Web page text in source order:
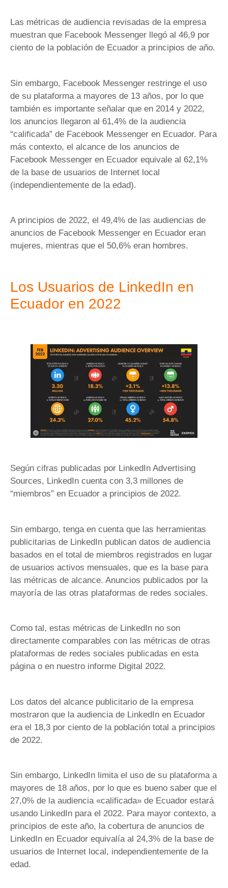
Las métricas de audiencia revisadas de la empresa
muestran que Facebook Messenger llegó al 46,9 por
ciento de la población de Ecuador a principios de año.
Sin embargo, Facebook Messenger restringe el uso
de su plataforma a mayores de 13 años, por lo que
también es importante señalar que en 2014 y 2022,
los anuncios llegaron al 61,4% de la audiencia
“calificada” de Facebook Messenger en Ecuador. Para
más contexto, el alcance de los anuncios de
Facebook Messenger en Ecuador equivale al 62,1%
de la base de usuarios de Internet local
(independientemente de la edad).
A principios de 2022, el 49,4% de las audiencias de
anuncios de Facebook Messenger en Ecuador eran
mujeres, mientras que el 50,6% eran hombres.
Los Usuarios de LinkedIn en
Ecuador en 2022
Según cifras publicadas por LinkedIn Advertising
Sources, LinkedIn cuenta con 3,3 millones de
“miembros” en Ecuador a principios de 2022.
Sin embargo, tenga en cuenta que las herramientas
publicitarias de LinkedIn publican datos de audiencia
basados ​​en el total de miembros registrados en lugar
de usuarios activos mensuales, que es la base para
las métricas de alcance. Anuncios publicados por la
mayoría de las otras plataformas de redes sociales.
Como tal, estas métricas de LinkedIn no son
directamente comparables con las métricas de otras
plataformas de redes sociales publicadas en esta
página o en nuestro informe Digital 2022.
Los datos del alcance publicitario de la empresa
mostraron que la audiencia de LinkedIn en Ecuador
era el 18,3 por ciento de la población total a principios
de 2022.
Sin embargo, LinkedIn limita el uso de su plataforma a
mayores de 18 años, por lo que es bueno saber que el
27,0% de la audiencia «calificada» de Ecuador estará
usando LinkedIn para el 2022. Para mayor contexto, a
principios de este año, la cobertura de anuncios de
LinkedIn en Ecuador equivalía al 24,3% de la base de
usuarios de Internet local, independientemente de la
edad.